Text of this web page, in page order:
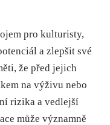
pro kulturisty,
a zlepšit své
že před jejich
na výživu nebo
rizika a vedlejší
může významně